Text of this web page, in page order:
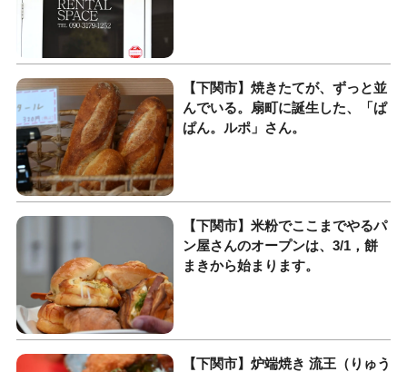
【下関市】焼きたてが、ずっと並
んでいる。扇町に誕生した、「ぱ
ぱん。ルポ」さん。
【下関市】米粉でここまでやるパ
ン屋さんのオープンは、3/1，餅
まきから始まります。
【下関市】炉端焼き 流王（りゅう